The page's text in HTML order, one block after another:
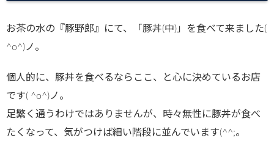
お茶の水の『豚野郎』にて、「豚丼(中)」を食べて来ました(
^o^)ノ。
個人的に、豚丼を食べるならここ、と心に決めているお店
です( ^o^)ノ。
足繁く通うわけではありませんが、時々無性に豚丼が食べ
たくなって、気がつけば細い階段に並んでいます(^^;。